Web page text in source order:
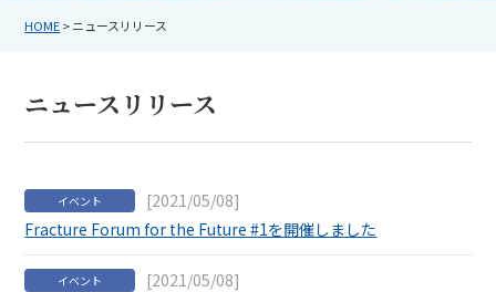
HOME>ニュースリリース
ニュースリリース
イベント
[2021/05/08]
Fracture Forum for the Future #1を開催しました
イベント
[2021/05/08]